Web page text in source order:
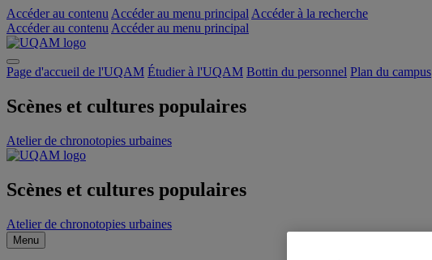
Accéder au contenu Accéder au menu principal Accéder à la recherche
Accéder au contenu Accéder au menu principal
Page d'accueil de l'UQAM Étudier à l'UQAM Bottin du personnel Plan du campus
Scènes et cultures populaires
Atelier de chronotopies urbaines
Scènes et cultures populaires
Atelier de chronotopies urbaines
Menu